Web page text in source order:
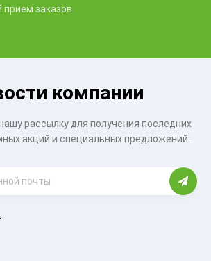
прием заказов
компании
рассылку для получения последних
акций и специальных предложений.